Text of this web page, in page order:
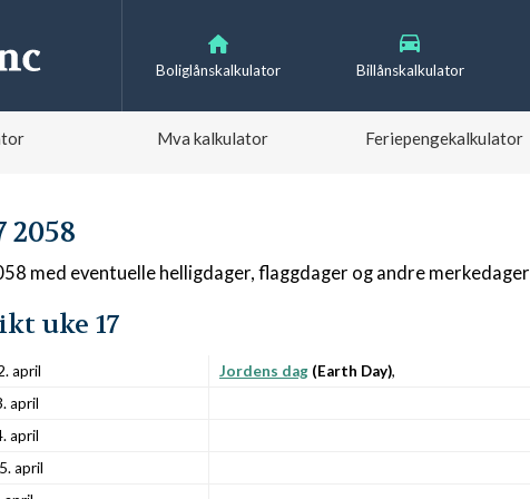
Boliglånskalkulator Billånskalkulator
Mva kalkulator Feriepengekalkulator
2058
med eventuelle helligdager, flaggdager og andre merkedager
uke 17
april Jordens dag (Earth Day),
april
april
april